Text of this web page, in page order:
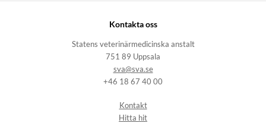
Kontakta oss
Statens veterinärmedicinska anstalt
751 89 Uppsala
sva@sva.se
+46 18 67 40 00
Kontakt
Hitta hit